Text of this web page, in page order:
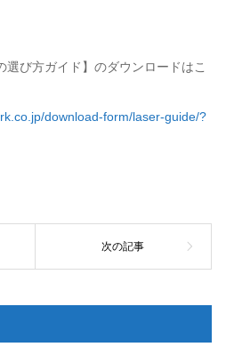
び方ガイド】のダウンロードはこ
download-form/laser-guide/?